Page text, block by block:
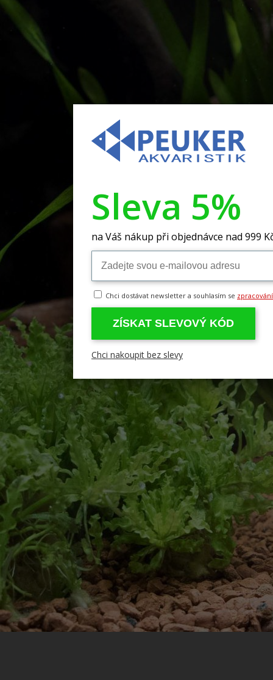
Sleva 5%
na Váš nákup při objednávce nad 999
Chci dostávat newsletter a souhlasím se
ZÍSKAT SLEVOVÝ KÓD
Chci nakoupit bez slevy